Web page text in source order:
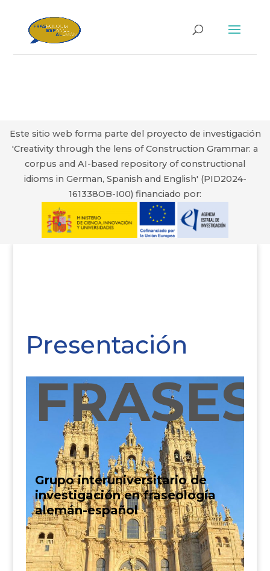
Este sitio web forma parte del proyecto de investigación
'Creativity through the lens of Construction Grammar: a
corpus and AI-based repository of constructional
idioms in German, Spanish and English' (PID2024-
161338OB-I00) financiado por:
Presentación
Grupo interuniversitario de
investigación en fraseología
alemán-español